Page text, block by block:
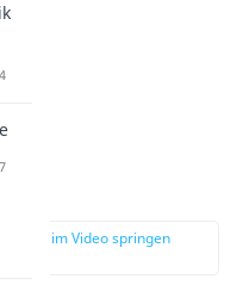
Stelle im Video springen